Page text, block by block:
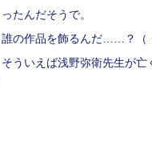
ったんだそうで。
誰の作品を飾るんだ……？（
そういえば浅野弥衛先生が